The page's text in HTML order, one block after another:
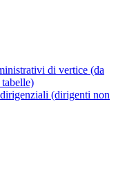
di vertice (da
(dirigenti non